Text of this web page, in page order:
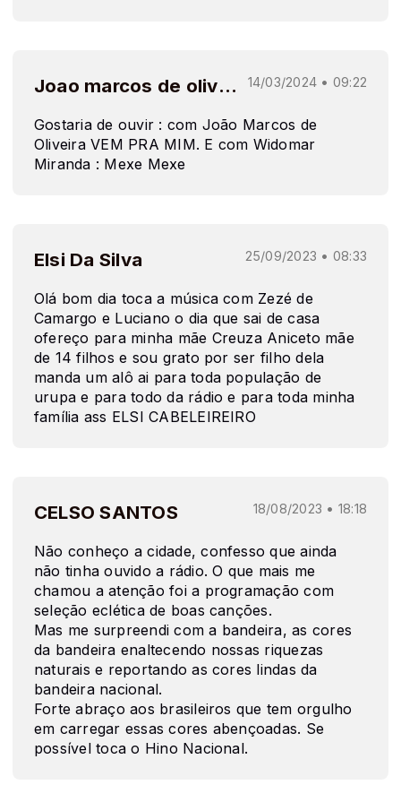
Joao marcos de oliveira 14/03/2024 • 09:22
Gostaria de ouvir : com João Marcos de
Oliveira VEM PRA MIM. E com Widomar
Miranda : Mexe Mexe
Elsi Da Silva 25/09/2023 • 08:33
Olá bom dia toca a música com Zezé de
Camargo e Luciano o dia que sai de casa
ofereço para minha mãe Creuza Aniceto mãe
de 14 filhos e sou grato por ser filho dela
manda um alô ai para toda população de
urupa e para todo da rádio e para toda minha
família ass ELSI CABELEIREIRO
CELSO SANTOS 18/08/2023 • 18:18
Não conheço a cidade, confesso que ainda
não tinha ouvido a rádio. O que mais me
chamou a atenção foi a programação com
seleção eclética de boas canções.
Mas me surpreendi com a bandeira, as cores
da bandeira enaltecendo nossas riquezas
naturais e reportando as cores lindas da
bandeira nacional.
Forte abraço aos brasileiros que tem orgulho
em carregar essas cores abençoadas. Se
possível toca o Hino Nacional.